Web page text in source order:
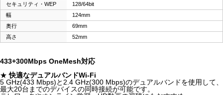
セキュリティ・WEP
128/64bit
幅
124mm
奥行
69mm
高さ
52mm
433+300Mbps OneMesh対応
★快適なデュアルバンドWi-Fi
5 GHz(433 Mbps)と2.4 GHz(300 Mbps)のデュアルバンドを使用して、
最大20台までのデバイスの同時接続が可能です。